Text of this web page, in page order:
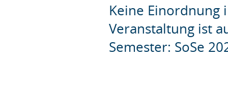
Keine Einordnung
Veranstaltung ist
Semester: SoSe